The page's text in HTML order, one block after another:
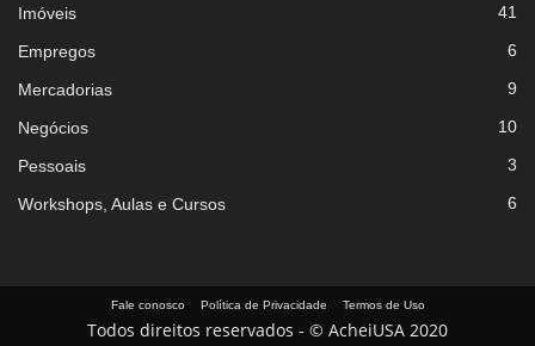
Imóveis 41
Empregos 6
Mercadorias 9
Negócios 10
Pessoais 3
Workshops, Aulas e Cursos 6
Fale conosco Política de Privacidade Termos de Uso
Todos direitos reservados - © AcheiUSA 2020